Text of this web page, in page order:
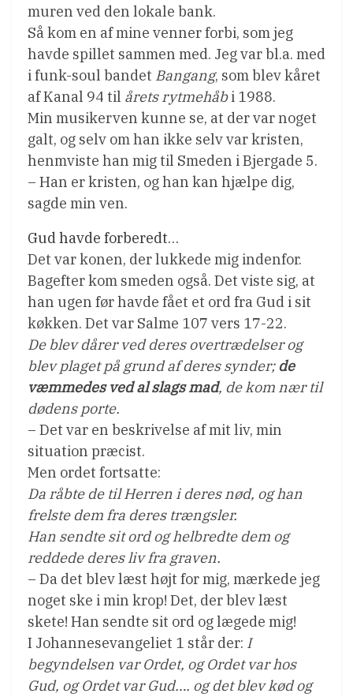
muren ved den lokale bank.
Så kom en af mine venner forbi, som jeg
havde spillet sammen med. Jeg var bl.a. med
i funk-soul bandet Bangang, som blev kåret
af Kanal 94 til årets rytmehåbi 1988.
Min musikerven kunne se, at der var noget
galt, og selv om han ikke selv var kristen,
henmviste han mig til Smeden i Bjergade 5.
– Han er kristen, og han kan hjælpe dig,
sagde min ven.
Gud havde forberedt…
Det var konen, der lukkede mig indenfor.
Bagefter kom smeden også. Det viste sig, at
han ugen før havde fået et ord fra Gud i sit
køkken. Det var Salme 107 vers 17-22.
De blev dårer ved deres overtrædelser og
blev plaget på grund af deres synder;de
væmmedes ved al slags mad, de kom nær til
dødens porte.
– Det var en beskrivelse af mit liv, min
situation præcist.
Men ordet fortsatte:
Da råbte de til Herren i deres nød, og han
frelste dem fra deres trængsler.
Han sendte sit ord og helbredte dem og
reddede deres liv fra graven.
– Da det blev læst højt for mig, mærkede jeg
noget ske i min krop! Det, der blev læst
skete! Han sendte sit ord og lægede mig!
I Johannesevangeliet 1 står der: I
begyndelsen var Ordet, og Ordet var hos
Gud, og Ordet var Gud…. og det blev kød og